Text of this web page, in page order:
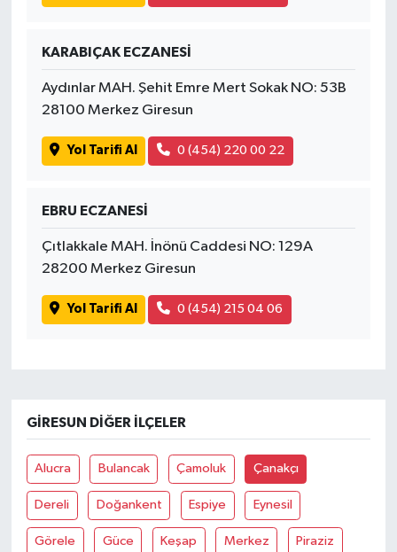
KARABIÇAK ECZANESİ
Aydınlar MAH. Şehit Emre Mert Sokak NO: 53B
28100 Merkez Giresun
Yol Tarifi Al 0 (454) 220 00 22
EBRU ECZANESİ
Çıtlakkale MAH. İnönü Caddesi NO: 129A
28200 Merkez Giresun
Yol Tarifi Al 0 (454) 215 04 06
GIRESUN DIĞER İLÇELER
Alucra Bulancak Çamoluk Çanakçı
Dereli Doğankent Espiye Eynesil
Görele Güce Keşap Merkez Piraziz